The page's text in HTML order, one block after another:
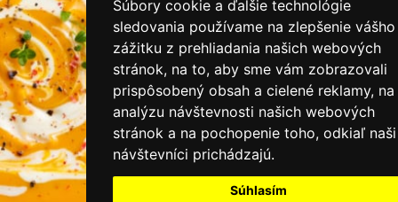
Súbory cookie a ďalšie technológie
sledovania používame na zlepšenie vášho
zážitku z prehliadania našich webových
stránok, na to, aby sme vám zobrazovali
prispôsobený obsah a cielené reklamy, na
analýzu návštevnosti našich webových
stránok a na pochopenie toho, odkiaľ naši
návštevníci prichádzajú.
Súhlasím
KONTAKTUJTE NÁS
PRIHLÁSIŤ SA DO ZÁKAZNÍCKEJ ZÓNY
Všeobecné obchodné podmienky
Ochrana osobných údajov
Cookies